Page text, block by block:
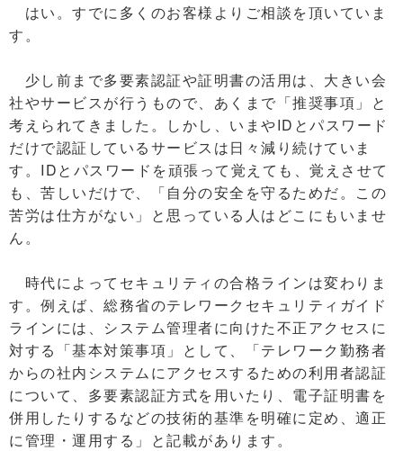
はい。すでに多くのお客様よりご相談を頂いていま
す。
少し前まで多要素認証や証明書の活用は、大きい会
社やサービスが行うもので、あくまで「推奨事項」と
考えられてきました。しかし、いまやIDとパスワード
だけで認証しているサービスは日々減り続けていま
す。IDとパスワードを頑張って覚えても、覚えさせて
も、苦しいだけで、「自分の安全を守るためだ。この
苦労は仕方がない」と思っている人はどこにもいませ
ん。
時代によってセキュリティの合格ラインは変わりま
す。例えば、総務省のテレワークセキュリティガイド
ラインには、システム管理者に向けた不正アクセスに
対する「基本対策事項」として、「テレワーク勤務者
からの社内システムにアクセスするための利用者認証
について、多要素認証方式を用いたり、電子証明書を
併用したりするなどの技術的基準を明確に定め、適正
に管理・運用する」と記載があります。